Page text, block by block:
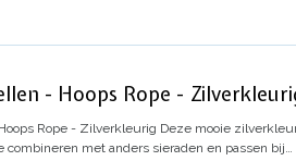
- Hoops Rope -
Rope - Zilverkleurig Deze mooie
met anders sieraden en passen bij…